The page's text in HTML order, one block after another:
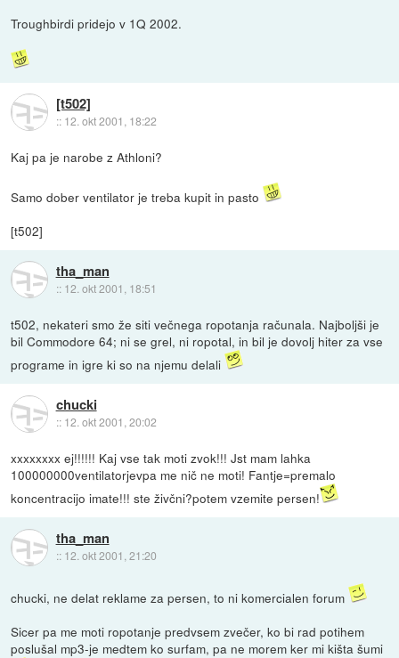
Troughbirdi pridejo v 1Q 2002.
[t502]
:: 12. okt 2001, 18:22
Kaj pa je narobe z Athloni?
Samo dober ventilator je treba kupit in pasto
[t502]
tha_man
:: 12. okt 2001, 18:51
t502, nekateri smo že siti večnega ropotanja računala. Najboljši je
bil Commodore 64; ni se grel, ni ropotal, in bil je dovolj hiter za vse
programe in igre ki so na njemu delali
chucki
:: 12. okt 2001, 20:02
xxxxxxxx ej!!!!!! Kaj vse tak moti zvok!!! Jst mam lahka
100000000ventilatorjevpa me nič ne moti! Fantje=premalo
koncentracijo imate!!! ste živčni?potem vzemite persen!
tha_man
:: 12. okt 2001, 21:20
chucki, ne delat reklame za persen, to ni komercialen forum
Sicer pa me moti ropotanje predvsem zvečer, ko bi rad potihem
poslušal mp3-je medtem ko surfam, pa ne morem ker mi kišta šumi